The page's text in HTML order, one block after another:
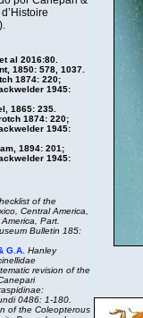
al 2016:80.
1850: 578, 1037.
1874: 220;
1945:
1865: 235.
1874: 220;
1945:
1894: 201;
1945:
of the
Central America,
Part.
Bulletin 185:
G.A. Hanley
revision of the
0486: 1-180.
of the Coleopterous